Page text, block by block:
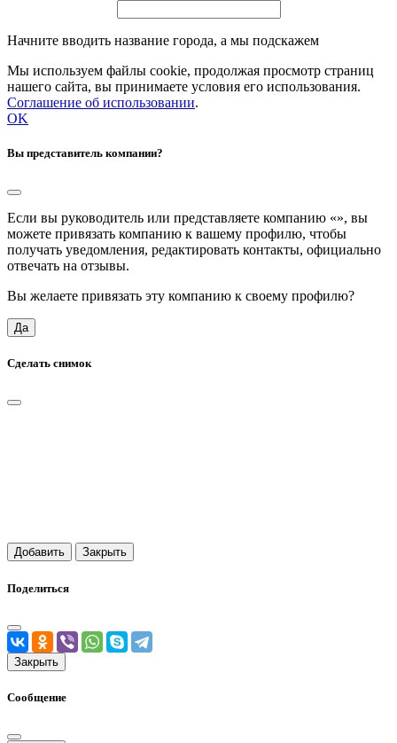
Начните вводить название города, а мы подскажем
Мы используем файлы cookie, продолжая просмотр страниц
нашего сайта, вы принимаете условия его использования.
Соглашение об использовании.
OK
Вы представитель компании?
Если вы руководитель или представляете компанию «», вы
можете привязать компанию к вашему профилю, чтобы
получать уведомления, редактировать контакты, официально
отвечать на отзывы.
Вы желаете привязать эту компанию к своему профилю?
Да
Сделать снимок
Добавить Закрыть
Поделиться
Закрыть
Сообщение